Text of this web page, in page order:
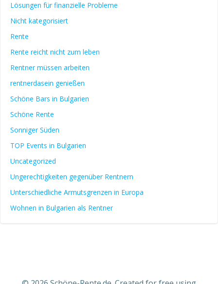
Lösungen für finanzielle Probleme
Nicht kategorisiert
Rente
Rente reicht nicht zum leben
Rentner müssen arbeiten
rentnerdasein genießen
Schöne Bars in Bulgarien
Schöne Rente
Sonniger Süden
TOP Events in Bulgarien
Uncategorized
Ungerechtigkeiten gegenüber Rentnern
Unterschiedliche Armutsgrenzen in Europa
Wohnen in Bulgarien als Rentner